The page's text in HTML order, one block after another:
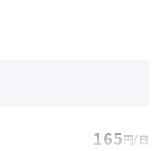
165円/日